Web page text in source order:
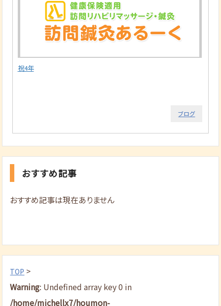
祝4年
ブログ
おすすめ記事
おすすめ記事は現在ありません
TOP >
Warning: Undefined array key 0 in
/home/michellx7/houmon-